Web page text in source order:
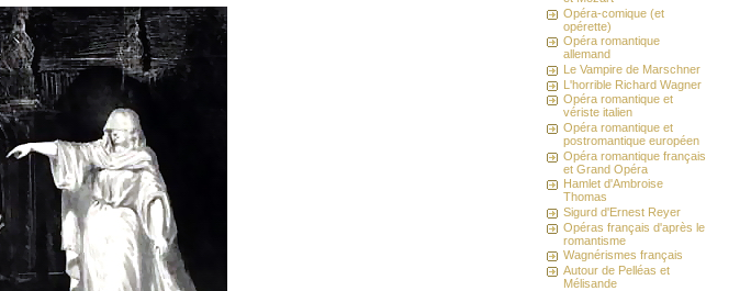
Opéra-comique (et
opérette)
Opéra romantique
allemand
Le Vampire de Marschner
L'horrible Richard Wagner
Opéra romantique et
vériste italien
Opéra romantique et
postromantique européen
Opéra romantique français
et Grand Opéra
Hamlet d'Ambroise
Thomas
Sigurd d'Ernest Reyer
Opéras français d'après le
romantisme
Wagnérismes français
Autour de Pelléas et
Mélisande